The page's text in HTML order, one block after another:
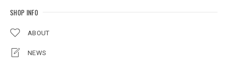
SHOP INFO
ABOUT
NEWS